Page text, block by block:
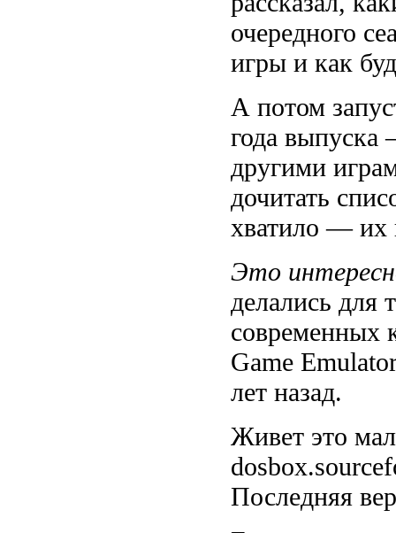
очередного
игры и как
А потом
года
другими
дочитать
хватило — их
Это
делались для
современных
Game
лет назад.
Живет это
Последняя